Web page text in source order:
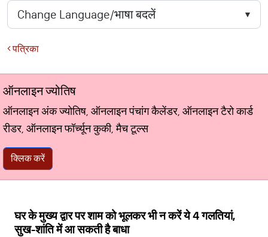
पत्रिका
ऑनलाइन ज्योतिष
ऑनलाइन अंक ज्योतिष, ऑनलाइन पंचांग कैलेंडर, ऑनलाइन टैरो कार्ड
रीडर, ऑनलाइन फॉर्च्यून कुकी, मैच टूल्स
क्लिक करें
घर के मुख्य द्वार पर शाम को भूलकर भी न करें ये 4 गलतियां,
सुख-शांति में आ सकती है बाधा